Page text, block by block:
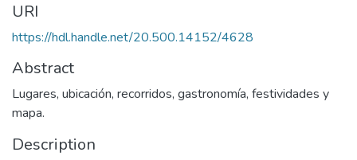
URI
https://hdl.handle.net/20.500.14152/4628
Abstract
Lugares, ubicación, recorridos, gastronomía, festividades y
mapa.
Description